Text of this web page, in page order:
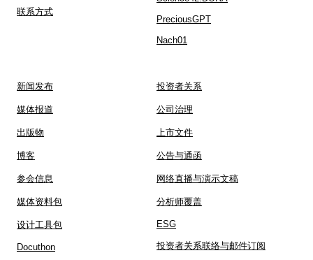
联系方式
PreciousGPT
Nach01
新闻发布
媒体报道
出版物
博客
参会信息
媒体资料包
设计工具包
Docuthon
投资者关系
公司治理
上市文件
公告与通函
网络直播与演示文稿
分析师覆盖
ESG
投资者关系联络与邮件订阅